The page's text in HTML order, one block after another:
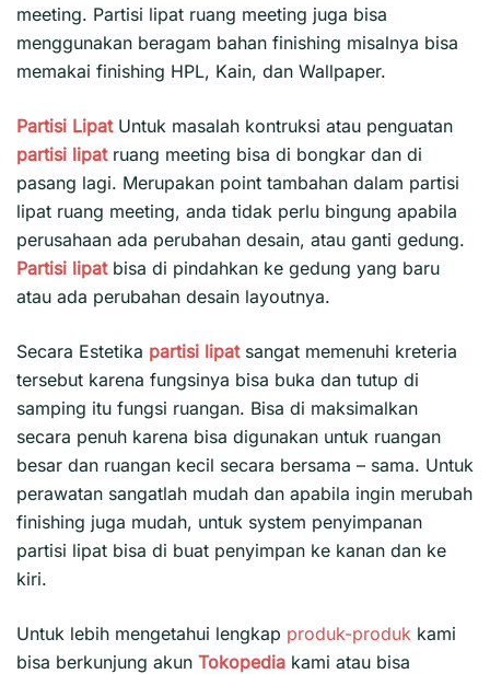
meeting. Partisi lipat ruang meeting juga bisa
menggunakan beragam bahan finishing misalnya bisa
memakai finishing HPL, Kain, dan Wallpaper.
Partisi Lipat Untuk masalah kontruksi atau penguatan
partisi lipatruang meeting bisa di bongkar dan di
pasang lagi. Merupakan point tambahan dalam partisi
lipat ruang meeting, anda tidak perlu bingung apabila
perusahaan ada perubahan desain, atau ganti gedung.
Partisi lipatbisa di pindahkan ke gedung yang baru
atau ada perubahan desain layoutnya.
Secara Estetika partisi lipat sangat memenuhi kreteria
tersebut karena fungsinya bisa buka dan tutup di
samping itu fungsi ruangan. Bisa di maksimalkan
secara penuh karena bisa digunakan untuk ruangan
besar dan ruangan kecil secara bersama – sama. Untuk
perawatan sangatlah mudah dan apabila ingin merubah
finishing juga mudah, untuk system penyimpanan
partisi lipat bisa di buat penyimpan ke kanan dan ke
kiri.
Untuk lebih mengetahui lengkap produk-produk kami
bisa berkunjung akun Tokopedia kami atau bisa